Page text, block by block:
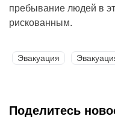
пребывание людей в
рискованным.
Эвакуация
Поделитесь